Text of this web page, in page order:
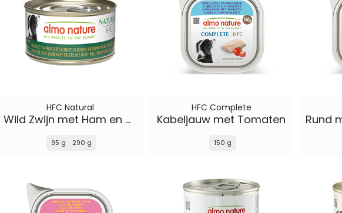
HFC Natural
Wild Zwijn met Ham en Wilde Bessen
95 g 290 g
HFC Complete
Kabeljauw met Tomaten
150 g